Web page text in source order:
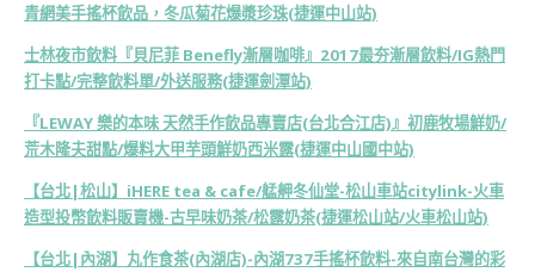
青網美手搖杯飲品，冬瓜菊花爆漿珍珠(捷運中山站)
士林夜市飲料『貝尼菲 Benefly漸層咖啡』2017最夯漸層飲料/IG熱門
打卡點/完整飲料單/外送服務(捷運劍潭站)
『LEWAY 樂的本味 天然手作飲品專賣店(台北合江店)』初鹿牧場鮮奶/
荒木隆夫甜點/爆料大甲芋頭鮮奶西米露(捷運中山國中站)
【台北|松山】iHERE tea & cafe/艋舺冬仙堂-松山車站citylink-火車
造型投幣飲料販賣機-古早味奶茶/松露奶茶(捷運松山站/火車松山站)
【台北|內湖】丸作食茶(內湖店)-內湖737手搖杯飲料-來自南台灣的彩